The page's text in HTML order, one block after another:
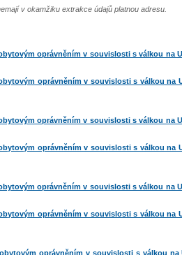
v okamžiku extrakce údajů platnou adresu.
oprávněním v souvislosti s válkou na
oprávněním v souvislosti s válkou na
oprávněním v souvislosti s válkou na
oprávněním v souvislosti s válkou na
oprávněním v souvislosti s válkou na
oprávněním v souvislosti s válkou na
oprávněním v souvislosti s válkou na